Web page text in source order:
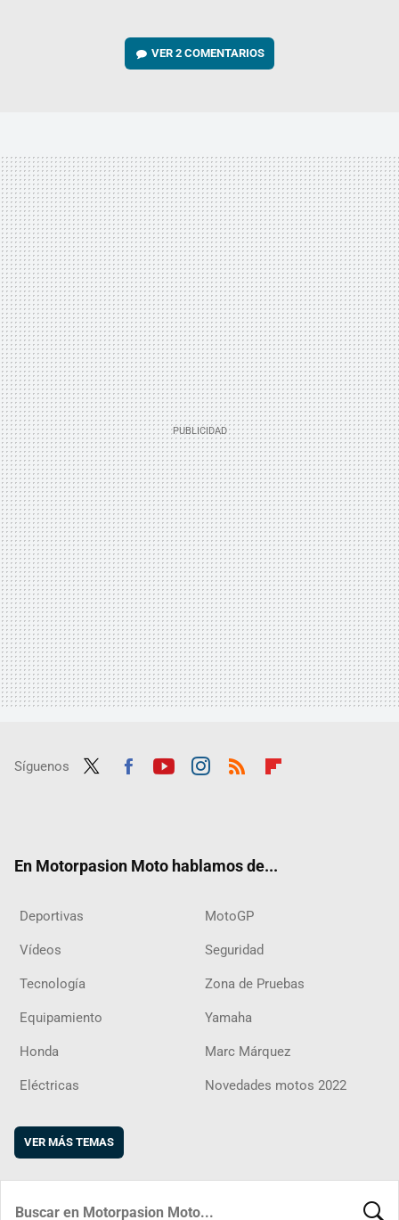
VER2 COMENTARIOS
Síguenos
En Motorpasion Moto hablamos de...
Deportivas MotoGP
Vídeos Seguridad
Tecnología Zona de Pruebas
Equipamiento Yamaha
Honda Marc Márquez
Eléctricas Novedades motos 2022
VER MÁS TEMAS